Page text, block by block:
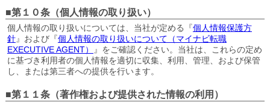
■第１０条（個人情報の取り扱い）
個人情報の取り扱いについては、当社が定める『個人情報保護方
針』および『個人情報の取り扱いについて（マイナビ転職
EXECUTIVE AGENT）
』をご確認ください。当社は、これらの定め
に基づき利用者の個人情報を適切に収集、利用、管理、および保管
し、または第三者への提供を行います。
■第１１条（著作権および提供された情報の利用）